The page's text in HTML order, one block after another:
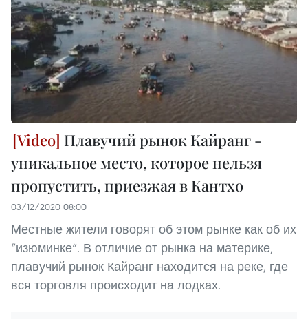
Плавучий рынок Кайранг -
уникальное место, которое нельзя
пропустить, приезжая в Кантхо
03/12/2020 08:00
Местные жители говорят об этом рынке как об их
“изюминке”. В отличие от рынка на материке,
плавучий рынок Кайранг находится на реке, где
вся торговля происходит на лодках.